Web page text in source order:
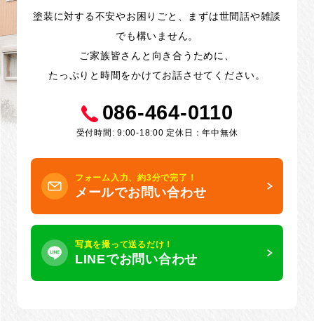
塗装に対する不安やお困りごと、まずは世間話や雑談
でも構いません。
ご家族皆さんと向き合うために、
たっぷりと時間をかけてお話させてください。
086-464-0110
受付時間: 9:00-18:00 定休日：年中無休
フォーム入力、約3分で完了！
メールでお問い合わせ
写真を撮って送るだけ！
LINEでお問い合わせ